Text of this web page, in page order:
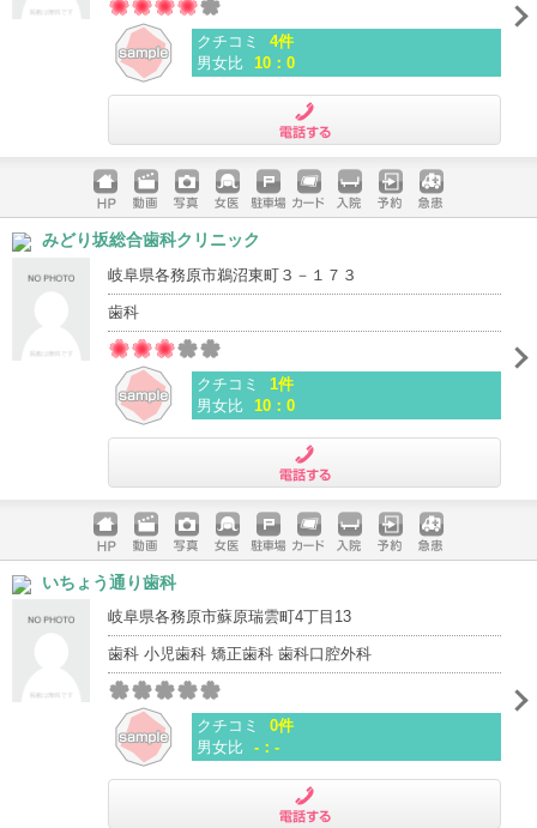
クチコミ
4件
男女比 10：0
ホームペ
ージ
動画 写真 女医 駐車場
クレジッ
入院 予約 急患
みどり坂総合歯科クリニック
岐阜県各務原市鵜沼東町３－１７３
歯科
クチコミ
1件
男女比
10：0
ホームペ
ージ
動画 写真 女医 駐車場
クレジッ
入院 予約 急患
いちょう通り歯科
岐阜県各務原市蘇原瑞雲町4丁目13
歯科 小児歯科 矯正歯科 歯科口腔外科
クチコミ
0件
男女比 -：-